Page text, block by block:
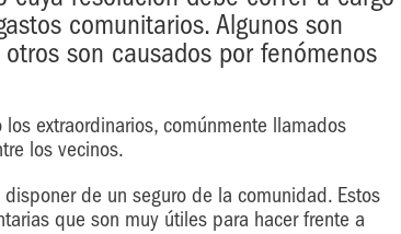
comunitarios. Algunos son
son causados por fenómenos
extraordinarios, comúnmente llamados
los vecinos.
de un seguro de la comunidad. Estos
que son muy útiles para hacer frente a